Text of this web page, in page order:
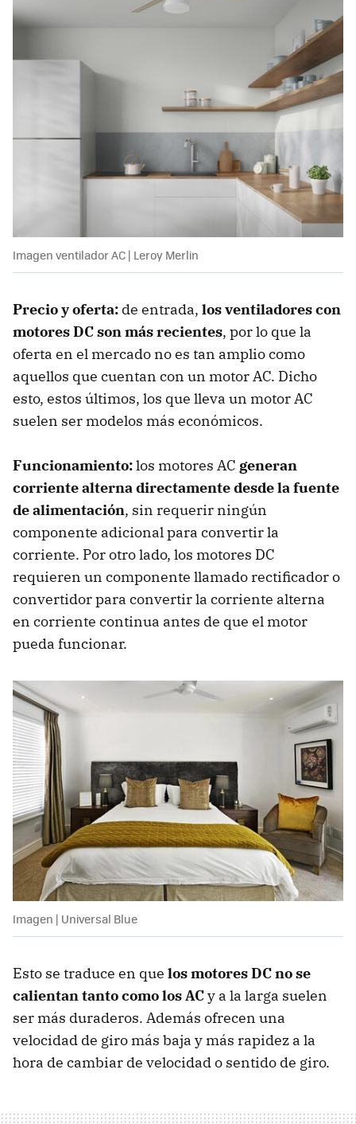
Imagen ventilador AC | Leroy Merlin
Precio y oferta: de entrada, los ventiladores con
motores DC son más recientes, por lo que la
oferta en el mercado no es tan amplio como
aquellos que cuentan con un motor AC. Dicho
esto, estos últimos, los que lleva un motor AC
suelen ser modelos más económicos.
Funcionamiento:los motores AC generan
corriente alterna directamente desde la fuente
de alimentación, sin requerir ningún
componente adicional para convertir la
corriente. Por otro lado, los motores DC
requieren un componente llamado rectificador o
convertidor para convertir la corriente alterna
en corriente continua antes de que el motor
pueda funcionar.
Imagen | Universal Blue
Esto se traduce en que los motores DC no se
calientan tanto como los ACy a la larga suelen
ser más duraderos. Además ofrecen una
velocidad de giro más baja y más rapidez a la
hora de cambiar de velocidad o sentido de giro.